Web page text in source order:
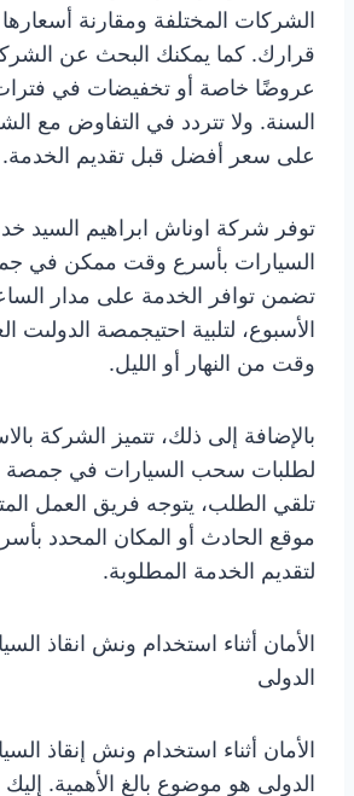
الشركات المختلفة ومقارنة
قرارك. كما يمكنك البحث عن
عروضًا خاصة أو تخفيضات في
السنة. ولا تتردد في التفاوض مع
على سعر أفضل قبل تقديم الخدمة.
توفر شركة اوناش ابراهيم السيد
السيارات بأسرع وقت ممكن في
الأسبوع، لتلبية احتيجمصة الدولىت
وقت من النهار أو الليل.
بالإضافة إلى ذلك، تتميز الشركة
لطلبات سحب السيارات في جمصة
تلقي الطلب، يتوجه فريق العمل
موقع الحادث أو المكان المحدد
لتقديم الخدمة المطلوبة.
الأمان أثناء استخدام ونش انقاذ
الدولى
الأمان أثناء استخدام ونش إنقاذ
الدولى هو موضوع بالغ الأهمية.